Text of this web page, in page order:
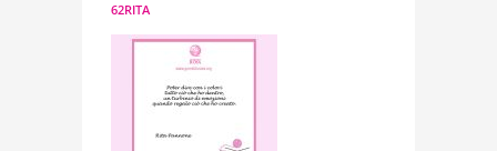
62RITA